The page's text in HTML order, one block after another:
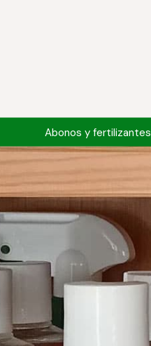
Abonos y fertilizantes